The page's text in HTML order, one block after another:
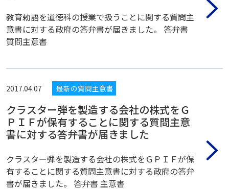
教育勅語を道徳科の授業で扱うことに関する質問主
意書に対する政府の答弁書が届きました。 答弁書
質問主意書
2017.04.07 最新の質問主意書
クラスター弾を製造する会社の株式をＧ
ＰＩＦが保有することに関する質問主意
書に対する答弁書が届きました
クラスター弾を製造する会社の株式をＧＰＩＦが保
有することに関する質問主意書に対する政府の答弁
書が届きました。 答弁書 主意書